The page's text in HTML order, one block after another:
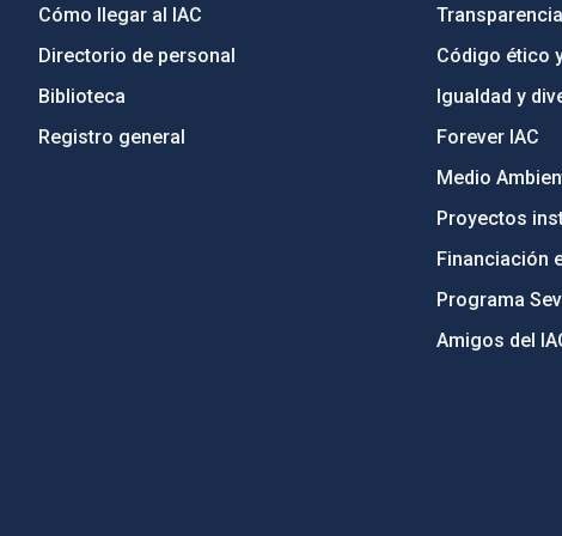
Cómo llegar al IAC
Directorio de personal
Biblioteca
Registro general
Transparencia
Código ético
Igualdad y
Forever IAC
Medio
Proyectos
Financiación
Programa
Amigos del